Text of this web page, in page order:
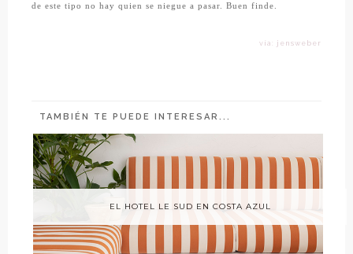
de este tipo no hay quien se niegue a pasar. Buen finde.
vía: jensweber
TAMBIÉN TE PUEDE INTERESAR...
EL HOTEL LE SUD EN COSTA AZUL